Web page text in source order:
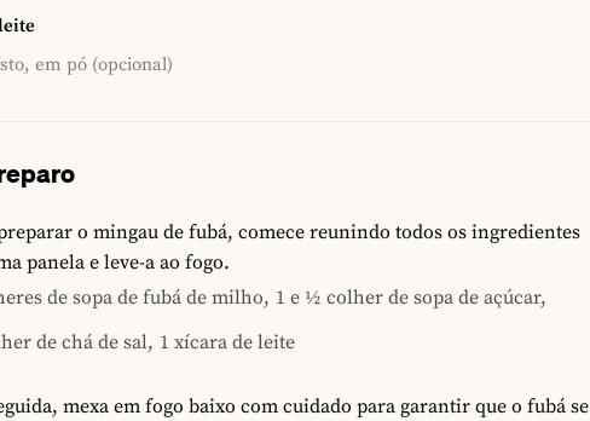
em pó (opcional)
o mingau de fubá, comece reunindo todos os ingredientes
panela e leve-a ao fogo.
de sopa de fubá de milho, 1 e ½ colher de sopa de açúcar,
de chá de sal, 1 xícara de leite
mexa em fogo baixo com cuidado para garantir que o fubá se